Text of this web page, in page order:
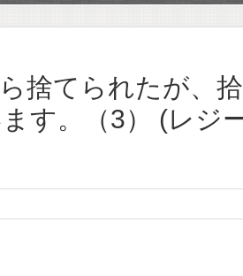
捨てられたが、
す。（3） (レジ